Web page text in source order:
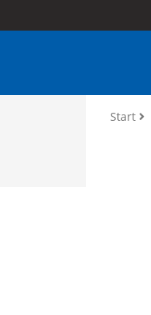
Start